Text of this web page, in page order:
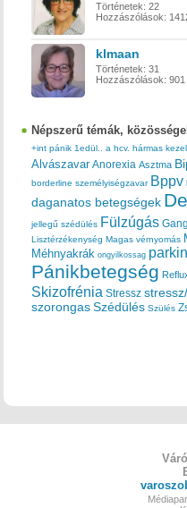
Történetek: 22
Hozzászólások:
klmaan
Történetek: 31
Hozzászólások: 901
Népszerű témák,
+int pánik 1edül.. a hcv. hármas
Alvászavar Anorexia Asztma
borderline személyiségzavar Bppv
daganatos betegségek
jellegű szédülés Fülzúgás
Lisztérzékenység Magas vérnyomás
Méhnyakrák ongyilkossag
Pánikbetegség
Skizofrénia Stressz
szorongas Szédülés Szülés